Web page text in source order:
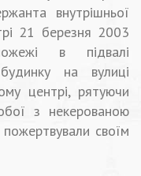
внутрішньої
21 березня 2003
в підвалі
на вулиці
центрі, рятуючи
з некерованою
своїм